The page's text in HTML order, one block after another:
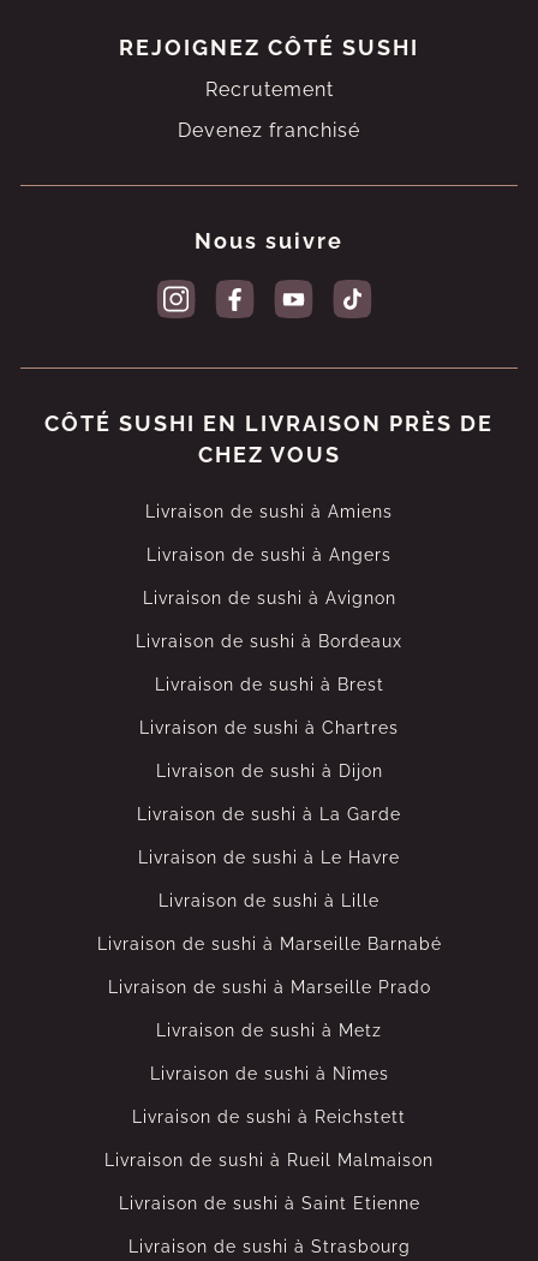
REJOIGNEZ CÔTÉ SUSHI
Recrutement
Devenez franchisé
Nous suivre
CÔTÉ SUSHI EN LIVRAISON PRÈS DE
CHEZ VOUS
Livraison de sushi à Amiens
Livraison de sushi à Angers
Livraison de sushi à Avignon
Livraison de sushi à Bordeaux
Livraison de sushi à Brest
Livraison de sushi à Chartres
Livraison de sushi à Dijon
Livraison de sushi à La Garde
Livraison de sushi à Le Havre
Livraison de sushi à Lille
Livraison de sushi à Marseille Barnabé
Livraison de sushi à Marseille Prado
Livraison de sushi à Metz
Livraison de sushi à Nîmes
Livraison de sushi à Reichstett
Livraison de sushi à Rueil Malmaison
Livraison de sushi à Saint Etienne
Livraison de sushi à Strasbourg